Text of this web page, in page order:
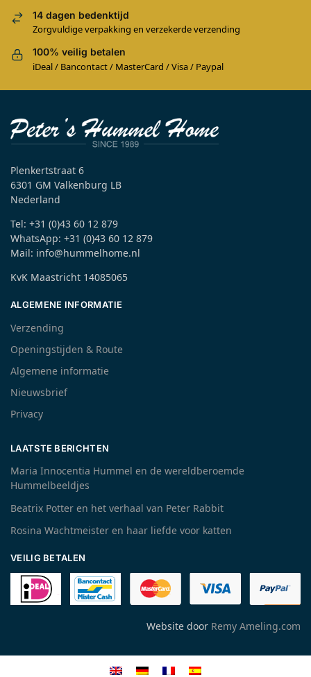
14 dagen bedenktijd
Zorgvuldige verpakking en verzekerde verzending
100% veilig betalen
iDeal / Bancontact / MasterCard / Visa / Paypal
Plenkertstraat 6
6301 GM Valkenburg LB
Nederland
Tel: +31 (0)43 60 12 879
WhatsApp: +31 (0)43 60 12 879
Mail: info@hummelhome.nl
KvK Maastricht 14085065
ALGEMENE INFORMATIE
Verzending
Openingstijden & Route
Algemene informatie
Nieuwsbrief
Privacy
LAATSTE BERICHTEN
Maria Innocentia Hummel en de wereldberoemde
Hummelbeeldjes
Beatrix Potter en het verhaal van Peter Rabbit
Rosina Wachtmeister en haar liefde voor katten
VEILIG BETALEN
Website door Remy Ameling.com